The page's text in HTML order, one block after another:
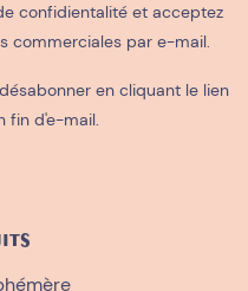
confidientalité et acceptez
commerciales par e-mail.
en cliquant le lien
fin d'e-mail.